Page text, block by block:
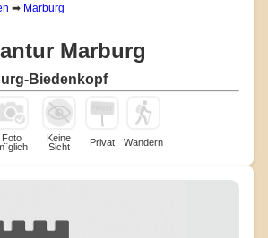
➡ Marburg
Marburg
Biedenkopf
Foto
Keine
Sicht
Privat Wandern